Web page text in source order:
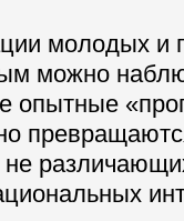
молодых и
можно
опытные
не